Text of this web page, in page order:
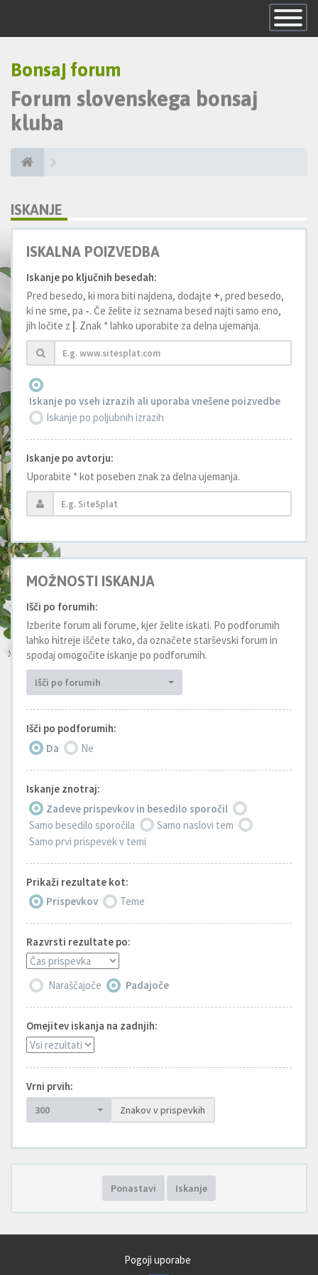
Skrij
navigacijo
Bonsaj forum
Forum slovenskega bonsaj
kluba
ISKANJE
ISKALNA POIZVEDBA
Iskanje po ključnih besedah:
Pred besedo, ki mora biti najdena, dodajte +, pred besedo,
ki ne sme, pa -. Če želite iz seznama besed najti samo eno,
jih ločite z |. Znak * lahko uporabite za delna ujemanja.
Iskanje po vseh izrazih ali uporaba vnešene poizvedbe
Iskanje po poljubnih izrazih
Iskanje po avtorju:
Uporabite * kot poseben znak za delna ujemanja.
MOŽNOSTI ISKANJA
Išči po forumih:
Izberite forum ali forume, kjer želite iskati. Po podforumih
lahko hitreje iščete tako, da označete starševski forum in
spodaj omogočite iskanje po podforumih.
Išči po forumih
Išči po podforumih:
Da
Ne
Iskanje znotraj:
Zadeve prispevkov in besedilo sporočil
Samo besedilo sporočila
Samo naslovi tem
Samo prvi prispevek v temi
Prikaži rezultate kot:
Prispevkov
Teme
Razvrsti rezultate po:
Naraščajoče Padajoče
Omejitev iskanja na zadnjih:
Vrni prvih:
300 Znakov v prispevkih
Ponastavi Iskanje
Pogoji uporabe